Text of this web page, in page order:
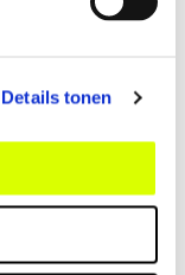
Details tonen